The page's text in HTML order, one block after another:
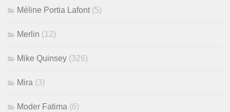
Méline Portia Lafont (5)
Merlin (12)
Mike Quinsey (326)
Mira (3)
Moder Fatima (6)